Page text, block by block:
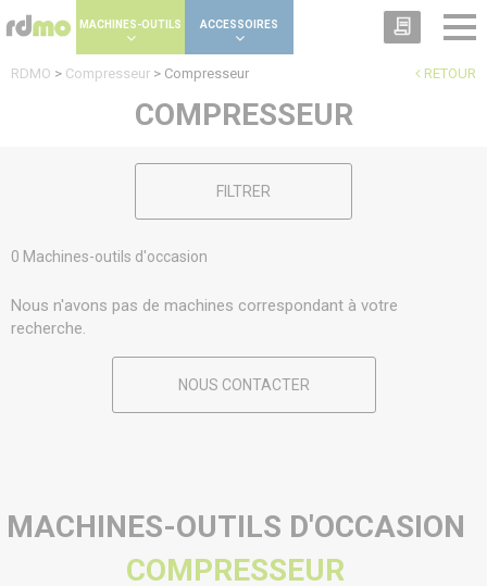
MACHINES-OUTILS ACCESSOIRES
RETOUR
RDMO > Compresseur > Compresseur
COMPRESSEUR
FILTRER
0 Machines-outils d'occasion
Nous n'avons pas de machines correspondant à votre
recherche.
NOUS CONTACTER
MACHINES-OUTILS D'OCCASION
COMPRESSEUR